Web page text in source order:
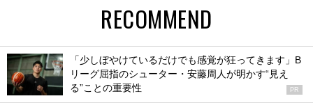
RECOMMEND
「少しぼやけているだけでも感覚が狂ってきます」B
リーグ屈指のシューター・安藤周人が明かす“見え
る”ことの重要性
PR